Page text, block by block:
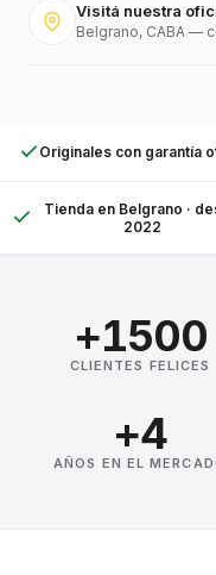
Visitá nuestra
Belgrano, CABA —
Originales con garantía
Tienda en Belgrano ·
2022
+1500
CLIENTES FELICES
+4
AÑOS EN EL